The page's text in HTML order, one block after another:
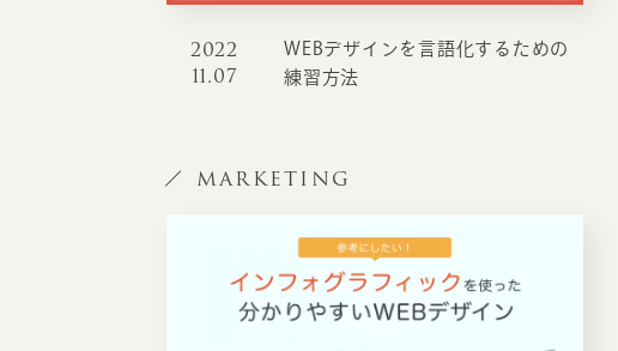
2022
11.07
WEBデザインを言語化するための
練習方法
MARKETING